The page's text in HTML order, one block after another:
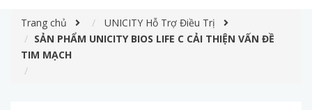
Trang chủ
UNICITY Hỗ Trợ Điều Trị
SẢN PHẨM UNICITY BIOS LIFE C CẢI THIỆN VẤN ĐỀ
TIM MẠCH